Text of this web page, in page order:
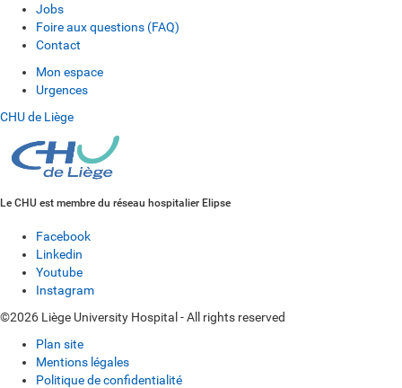
Jobs
Foire aux questions (FAQ)
Contact
Mon espace
Urgences
CHU de Liège
Le CHU est membre du réseau hospitalier Elipse
Facebook
Linkedin
Youtube
Instagram
©2026 Liège University Hospital - All rights reserved
Plan site
Mentions légales
Politique de confidentialité